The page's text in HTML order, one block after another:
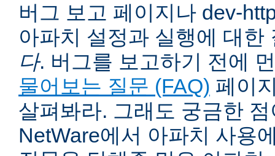
버그 보고 페이지나 dev-
아파치 설정과 실행에 대
다. 버그를 보고하기 전에
물어보는 질문 (FAQ) 페이
살펴봐라. 그래도 궁금한
NetWare에서 아파치 사용